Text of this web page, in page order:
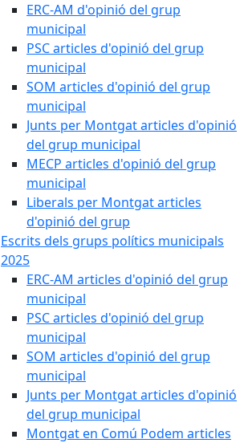
ERC-AM d'opinió del grup
municipal
PSC articles d'opinió del grup
municipal
SOM articles d'opinió del grup
municipal
Junts per Montgat articles d'opinió
del grup municipal
MECP articles d'opinió del grup
municipal
Liberals per Montgat articles
d'opinió del grup
Escrits dels grups polítics municipals
2025
ERC-AM articles d'opinió del grup
municipal
PSC articles d'opinió del grup
municipal
SOM articles d'opinió del grup
municipal
Junts per Montgat articles d'opinió
del grup municipal
Montgat en Comú Podem articles